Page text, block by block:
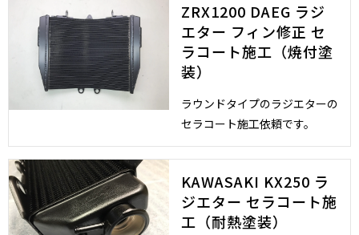
ZRX1200 DAEG ラジ
エター フィン修正 セ
ラコート施工（焼付塗
装）
ラウンドタイプのラジエターの
セラコート施工依頼です。
KAWASAKI KX250 ラ
ジエター セラコート施
工（耐熱塗装）